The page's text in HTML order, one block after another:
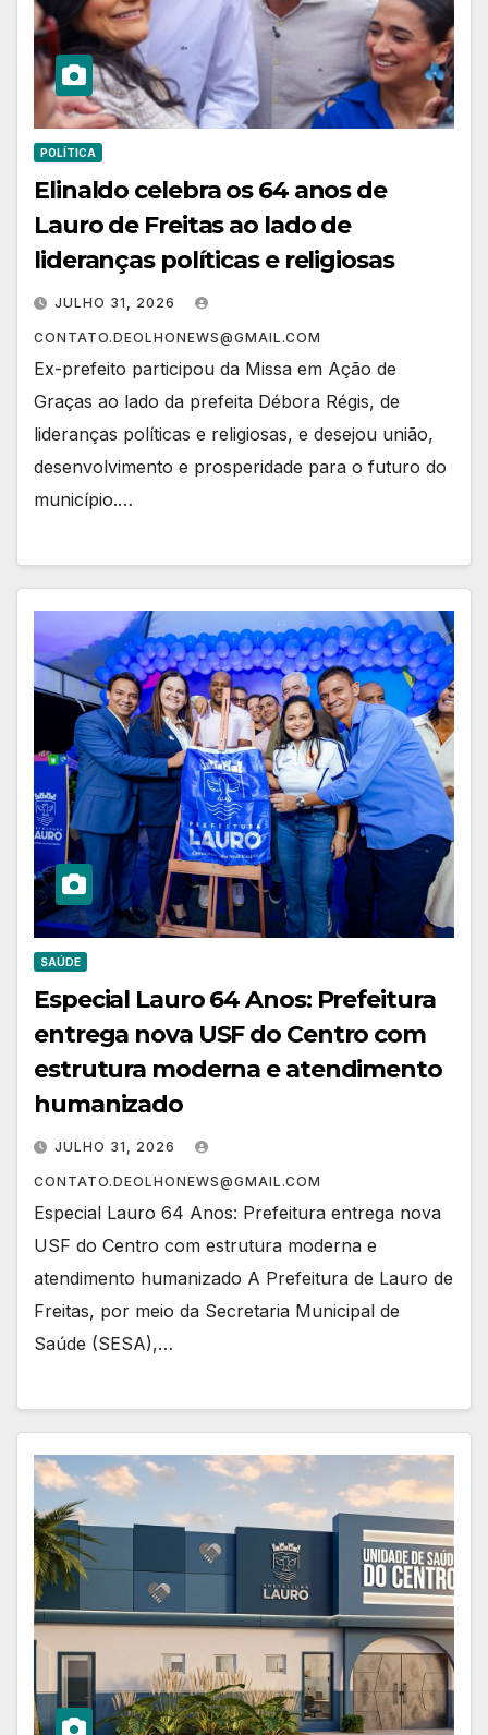
POLÍTICA
Elinaldo celebra os 64 anos de
Lauro de Freitas ao lado de
lideranças políticas e religiosas
JULHO 31, 2026
CONTATO.DEOLHONEWS@GMAIL.COM
Ex-prefeito participou da Missa em Ação de
Graças ao lado da prefeita Débora Régis, de
lideranças políticas e religiosas, e desejou união,
desenvolvimento e prosperidade para o futuro do
município.…
SAÚDE
Especial Lauro 64 Anos: Prefeitura
entrega nova USF do Centro com
estrutura moderna e atendimento
humanizado
JULHO 31, 2026
CONTATO.DEOLHONEWS@GMAIL.COM
Especial Lauro 64 Anos: Prefeitura entrega nova
USF do Centro com estrutura moderna e
atendimento humanizado A Prefeitura de Lauro de
Freitas, por meio da Secretaria Municipal de
Saúde (SESA),…